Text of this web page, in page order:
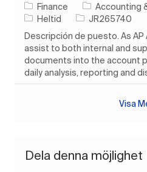
Finance
Kategori
Accounting
Typ av jobb
Heltid Jobb-ID
JR265740
Descripción de puesto. As AP
assist to both internal and
documents into the account
daily analysis, reporting and
Visa
Dela denna möjlighet